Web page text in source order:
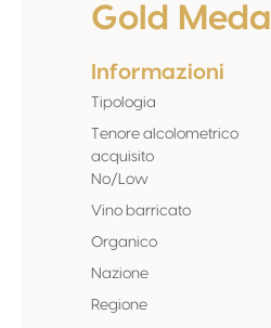
Gold Medal
Informazioni
Tipologia
Tenore alcolometrico
acquisito
No/Low
Vino barricato
Organico
Nazione
Regione